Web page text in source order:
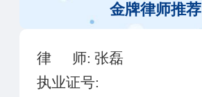
金牌律师推荐
律 师: 张磊
执业证号: